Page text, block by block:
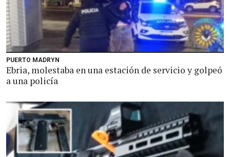
PUERTO MADRYN
Ebria, molestaba en una estación de servicio y golpeó
a una policía